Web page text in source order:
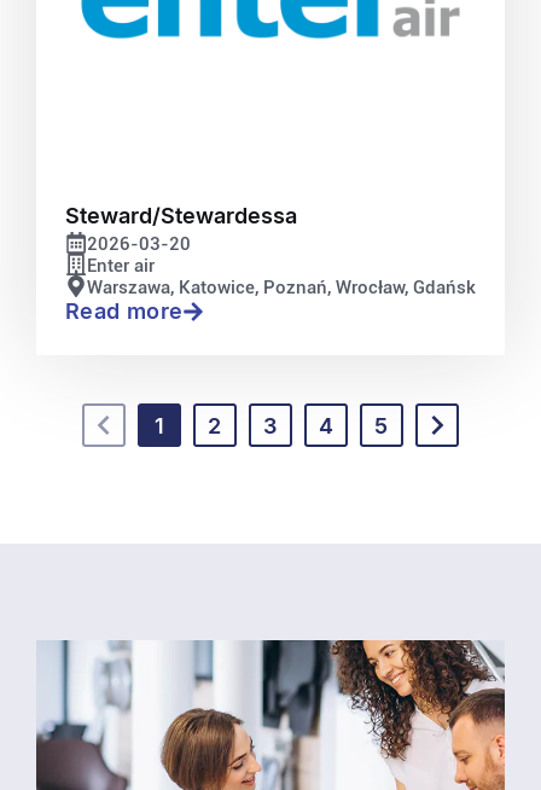
Steward/Stewardessa
2026-03-20
Enter air
Warszawa, Katowice, Poznań, Wrocław, Gdańsk
Read more
1 2 3 4 5